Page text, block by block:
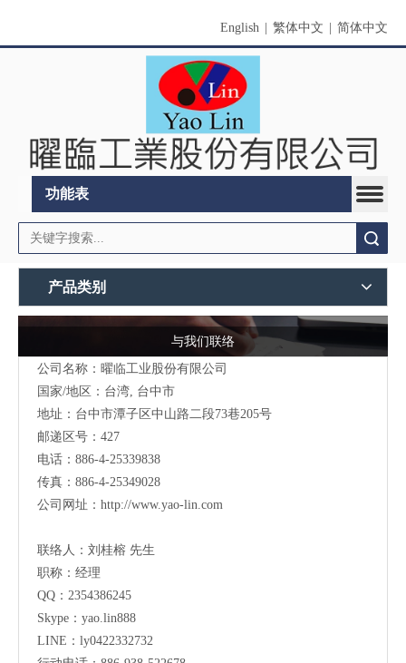
English 繁体中文 简体中文
功能表
产品类别
与我们联络
公司名称：曜临工业股份有限公司
国家/地区：台湾, 台中市
地址： 台中市潭子区中山路二段73巷205号
邮递区号：427
电话：886-4-25339838
传真：886-4-25349028
公司网址： http://www.yao-lin.com
联络人：刘桂榕 先生
职称：经理
QQ：2354386245
Skype：yao.lin888
LINE：ly0422332732